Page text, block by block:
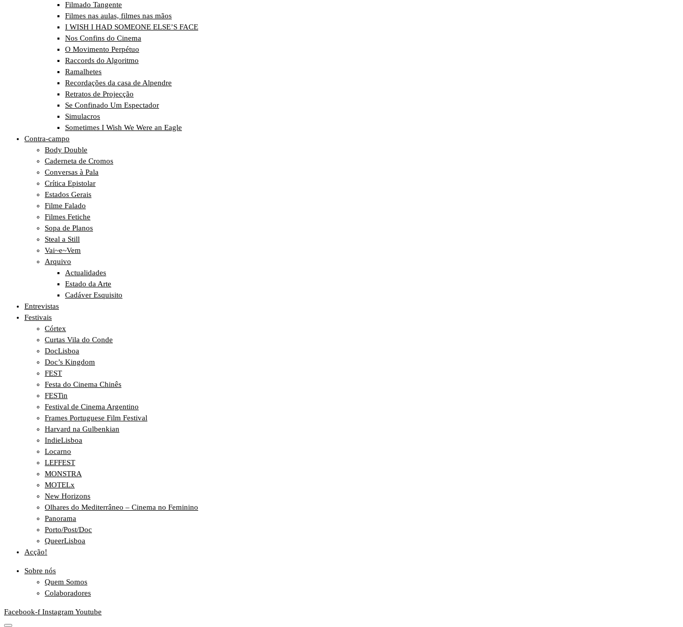
Filmado Tangente
Filmes nas aulas, filmes nas mãos
I WISH I HAD SOMEONE ELSE’S FACE
Nos Confins do Cinema
O Movimento Perpétuo
Raccords do Algoritmo
Ramalhetes
Recordações da casa de Alpendre
Retratos de Projecção
Se Confinado Um Espectador
Simulacros
Sometimes I Wish We Were an Eagle
Contra-campo
Body Double
Caderneta de Cromos
Conversas à Pala
Crítica Epistolar
Estados Gerais
Filme Falado
Filmes Fetiche
Sopa de Planos
Steal a Still
Vai~e~Vem
Arquivo
Actualidades
Estado da Arte
Cadáver Esquisito
Entrevistas
Festivais
Córtex
Curtas Vila do Conde
DocLisboa
Doc’s Kingdom
FEST
Festa do Cinema Chinês
FESTin
Festival de Cinema Argentino
Frames Portuguese Film Festival
Harvard na Gulbenkian
IndieLisboa
Locarno
LEFFEST
MONSTRA
MOTELx
New Horizons
Olhares do Mediterrâneo – Cinema no Feminino
Panorama
Porto/Post/Doc
QueerLisboa
Acção!
Sobre nós
Quem Somos
Colaboradores
Facebook-f Instagram Youtube